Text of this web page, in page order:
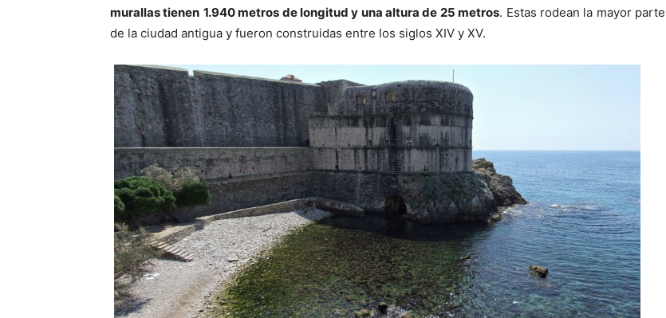
murallas tienen 1.940 metros de longitud y una altura de 25 metros. Estas rodean la mayor parte
de la ciudad antigua y fueron construidas entre los siglos XIV y XV.